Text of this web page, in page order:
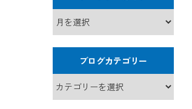
ブログカテゴリー